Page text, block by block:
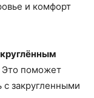
и комфорт
Это поможет
закругленными